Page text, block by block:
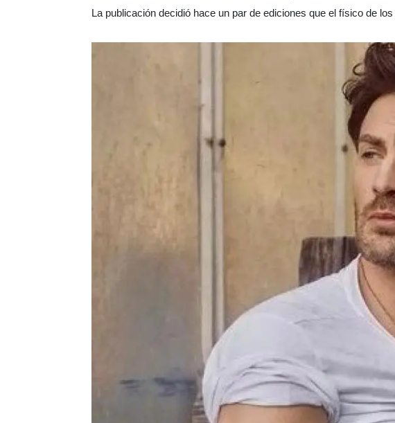
La publicación decidió hace un par de ediciones que el físico de